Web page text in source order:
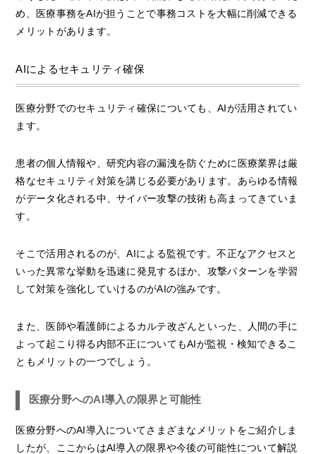
め、医療事務をAIが担うことで事務コストを大幅に削減できる
メリットがあります。
AIによるセキュリティ確保
医療分野でのセキュリティ確保についても、AIが活用されてい
ます。
患者の個人情報や、研究内容の漏洩を防ぐために医療業界は厳
格なセキュリティ対策を講じる必要があります。あらゆる情報
がデータ化される中、サイバー攻撃の技術も高まってきていま
す。
そこで活用されるのが、AIによる監視です。不正なアクセスと
いった異常な挙動を迅速に発見するほか、攻撃パターンを学習
して対策を強化していけるのがAIの強みです。
また、医師や看護師によるカルテ改ざんといった、人間の手に
よって起こり得る内部不正についてもAIが監視・検知できるこ
ともメリットの一つでしょう。
医療分野へのAI導入の限界と可能性
医療分野へのAI導入についてさまざまなメリットをご紹介しま
したが、ここからはAI導入の限界や今後の可能性について解説